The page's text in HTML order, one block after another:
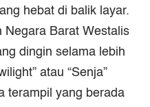
hebat di balik layar.
Negara Barat Westalis
dingin selama lebih
atau “Senja”
terampil yang berada